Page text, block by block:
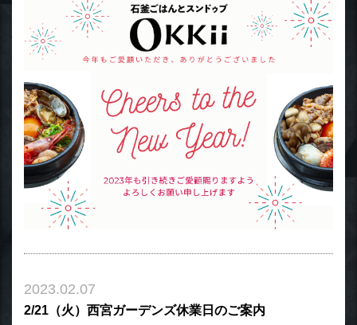
2023.02.07
2/21（火）西宮ガーデンズ休業日のご案内